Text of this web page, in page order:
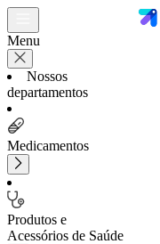
Menu
Nossos
departamentos
Medicamentos
Produtos e
Acessórios de Saúde